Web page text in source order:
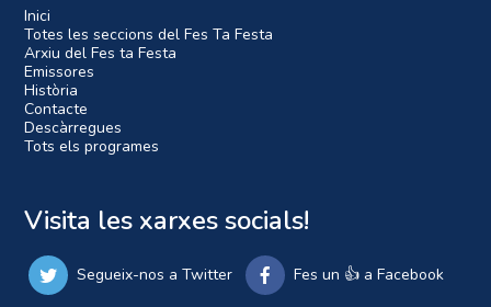
Inici
Totes les seccions del Fes Ta Festa
Arxiu del Fes ta Festa
Emissores
Història
Contacte
Descàrregues
Tots els programes
Visita les xarxes socials!
Segueix-nos a Twitter Fes un 👍 a Facebook